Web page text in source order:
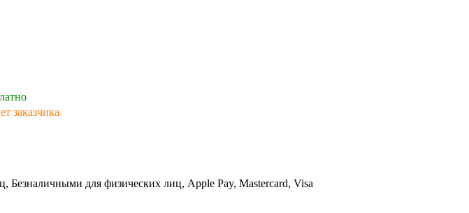
заказчика
для физических лиц, Apple Pay, Mastercard, Visa